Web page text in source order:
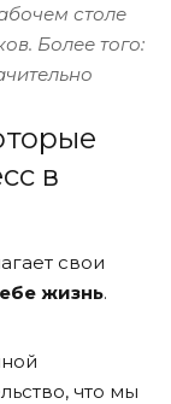
столе
Более того:
в
свои
жизнь.
что мы